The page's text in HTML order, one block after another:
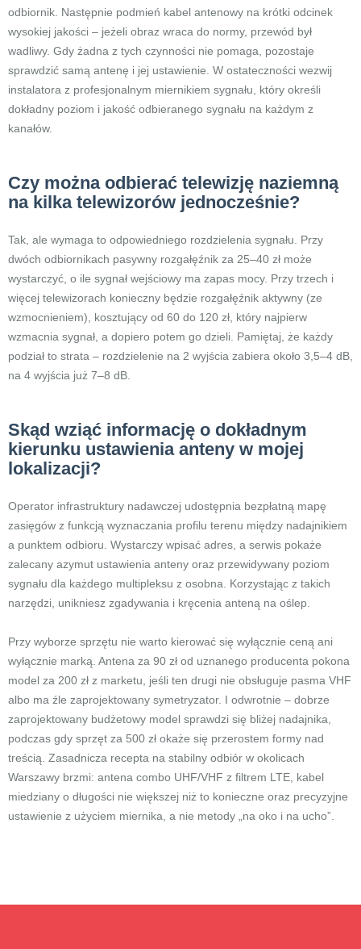
odbiornik. Następnie podmień kabel antenowy na krótki odcinek
wysokiej jakości – jeżeli obraz wraca do normy, przewód był
wadliwy. Gdy żadna z tych czynności nie pomaga, pozostaje
sprawdzić samą antenę i jej ustawienie. W ostateczności wezwij
instalatora z profesjonalnym miernikiem sygnału, który określi
dokładny poziom i jakość odbieranego sygnału na każdym z
kanałów.
Czy można odbierać telewizję naziemną
na kilka telewizorów jednocześnie?
Tak, ale wymaga to odpowiedniego rozdzielenia sygnału. Przy
dwóch odbiornikach pasywny rozgałęźnik za 25–40 zł może
wystarczyć, o ile sygnał wejściowy ma zapas mocy. Przy trzech i
więcej telewizorach konieczny będzie rozgałęźnik aktywny (ze
wzmocnieniem), kosztujący od 60 do 120 zł, który najpierw
wzmacnia sygnał, a dopiero potem go dzieli. Pamiętaj, że każdy
podział to strata – rozdzielenie na 2 wyjścia zabiera około 3,5–4 dB,
na 4 wyjścia już 7–8 dB.
Skąd wziąć informację o dokładnym
kierunku ustawienia anteny w mojej
lokalizacji?
Operator infrastruktury nadawczej udostępnia bezpłatną mapę
zasięgów z funkcją wyznaczania profilu terenu między nadajnikiem
a punktem odbioru. Wystarczy wpisać adres, a serwis pokaże
zalecany azymut ustawienia anteny oraz przewidywany poziom
sygnału dla każdego multipleksu z osobna. Korzystając z takich
narzędzi, unikniesz zgadywania i kręcenia anteną na oślep.
Przy wyborze sprzętu nie warto kierować się wyłącznie ceną ani
wyłącznie marką. Antena za 90 zł od uznanego producenta pokona
model za 200 zł z marketu, jeśli ten drugi nie obsługuje pasma VHF
albo ma źle zaprojektowany symetryzator. I odwrotnie – dobrze
zaprojektowany budżetowy model sprawdzi się bliżej nadajnika,
podczas gdy sprzęt za 500 zł okaże się przerostem formy nad
treścią. Zasadnicza recepta na stabilny odbiór w okolicach
Warszawy brzmi: antena combo UHF/VHF z filtrem LTE, kabel
miedziany o długości nie większej niż to konieczne oraz precyzyjne
ustawienie z użyciem miernika, a nie metody „na oko i na ucho”.